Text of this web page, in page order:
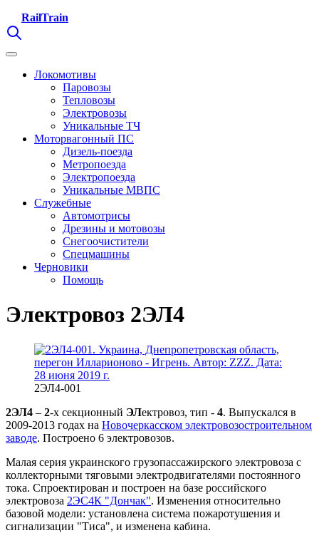
RailTrain
Локомотивы
Паровозы
Тепловозы
Электровозы
Уникальные ТЧ
Моторвагонный ПС
Дизель-поезда
Метропоезда
Электропоезда
Уникальные МВПС
Служебные
Автомотрисы
Дрезины и мотовозы
Снегоочистители
Спецмашины
Черновики
Помощь
Электровоз 2ЭЛ4
2ЭЛ4-001
2ЭЛ4 – 2-х секционный ЭЛектровоз, тип - 4. Выпускался в
2009-2013 годах на Новочеркасском электровозостроительном
заводе. Построено 6 электровозов.
Малая серия украинского грузопассажирского электровоза с
коллекторными тяговыми электродвигателями постоянного
тока. Спроектирован и построен на базе российского
электровоза 2ЭС4К "Дончак". Изменения относительно
базовой модели: установлена система пожаротушения и
сигнализации "Тиса", и изменена кабина.